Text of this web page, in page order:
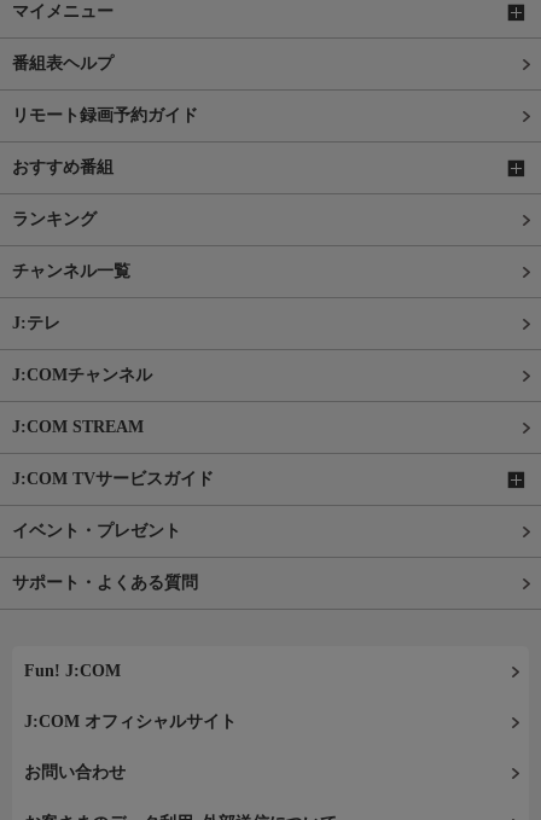
マイメニュー
番組表ヘルプ
リモート録画予約ガイド
おすすめ番組
ランキング
チャンネル一覧
J:テレ
J:COMチャンネル
J:COM STREAM
J:COM TVサービスガイド
イベント・プレゼント
サポート・よくある質問
Fun! J:COM
J:COM オフィシャルサイト
お問い合わせ